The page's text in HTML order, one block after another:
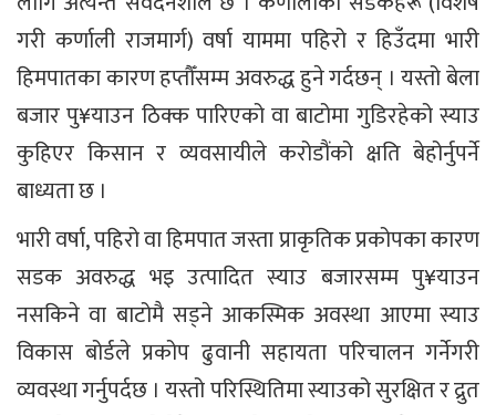
गरी कर्णाली राजमार्ग) वर्षा याममा पहिरो र हिउँदमा भारी
हिमपातका कारण हप्तौँसम्म अवरुद्ध हुने गर्दछन् । यस्तो बेला
बजार पु¥याउन ठिक्क पारिएको वा बाटोमा गुडिरहेको स्याउ
कुहिएर किसान र व्यवसायीले करोडौंको क्षति बेहोर्नुपर्ने
बाध्यता छ ।
भारी वर्षा, पहिरो वा हिमपात जस्ता प्राकृतिक प्रकोपका कारण
सडक अवरुद्ध भइ उत्पादित स्याउ बजारसम्म पु¥याउन
नसकिने वा बाटोमै सड्ने आकस्मिक अवस्था आएमा स्याउ
विकास बोर्डले प्रकोप ढुवानी सहायता परिचालन गर्नेगरी
व्यवस्था गर्नुपर्दछ । यस्तो परिस्थितिमा स्याउको सुरक्षित र द्रुत